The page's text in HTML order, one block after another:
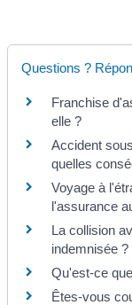
Questions ?
Franchise
elle ?
Accident
quelles
Voyage à
l'assurance
La collision
indemnisée ?
Qu'est-ce
Êtes-vous